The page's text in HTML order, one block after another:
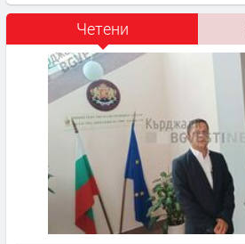
Четени